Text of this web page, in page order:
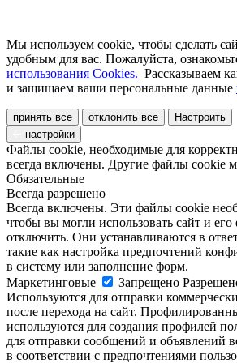
Мы используем cookie, чтобы сделать
удобным для вас. Пожалуйста,
использования Cookies. Рассказываем
и защищаем ваши персональные данные
принять все отклонить все
Настроить
настройки
Файлы cookie, необходимые для
всегда включены. Другие файлы cookie
Обязательные
Всегда разрешено
Всегда включены. Эти файлы cookie
чтобы вы могли использовать сайт и
отключить. Они устанавливаются в
такие как настройка предпочтений
в систему или заполнение форм.
Маркетинговые
Запрещено
Используются для отправки
после перехода на сайт.
используются для создания профилей
для отправки сообщений и объявлений
в соответствии с предпочтениями